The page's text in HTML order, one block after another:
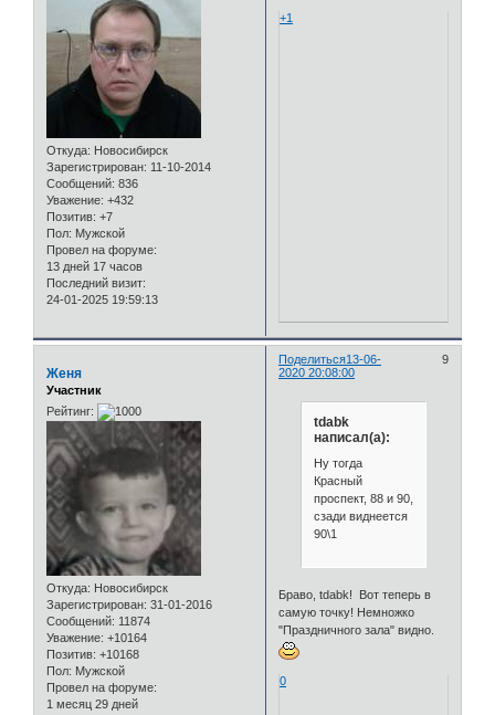
Откуда: Новосибирск
Зарегистрирован: 11-10-2014
Сообщений: 836
Уважение: +432
Позитив: +7
Пол: Мужской
Провел на форуме:
13 дней 17 часов
Последний визит:
24-01-2025 19:59:13
+1
Поделиться 9
13-06-
2020 20:08:00
Женя
Участник
Рейтинг:
Откуда: Новосибирск
Зарегистрирован: 31-01-2016
Сообщений: 11874
Уважение: +10164
Позитив: +10168
Пол: Мужской
Провел на форуме:
1 месяц 29 дней
tdabk
написал(а):
Ну тогда
Красный
проспект, 88 и 90,
сзади виднеется
90\1
Браво, tdabk! Вот теперь в
самую точку! Немножко
"Праздничного зала" видно.
0